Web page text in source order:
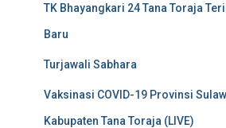
TK Bhayangkari 24 Tana Toraja
Baru
Turjawali Sabhara
Vaksinasi COVID-19 Provinsi
Kabupaten Tana Toraja (LIVE)